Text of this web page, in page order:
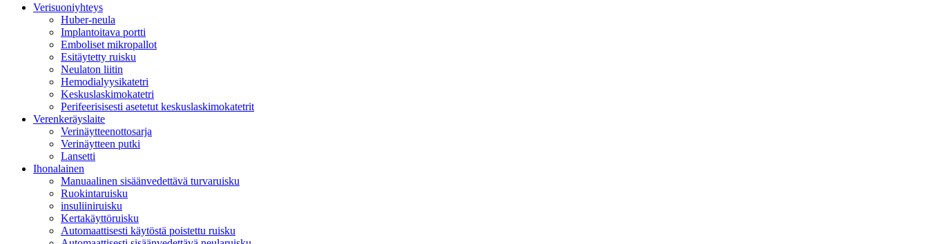
Verisuoniyhteys
Huber-neula
Implantoitava portti
Emboliset mikropallot
Esitäytetty ruisku
Neulaton liitin
Hemodialyysikatetri
Keskuslaskimokatetri
Perifeerisisesti asetetut keskuslaskimokatetrit
Verenkeräyslaite
Verinäytteenottosarja
Verinäytteen putki
Lansetti
Ihonalainen
Manuaalinen sisäänvedettävä turvaruisku
Ruokintaruisku
insuliiniruisku
Kertakäyttöruisku
Automaattisesti käytöstä poistettu ruisku